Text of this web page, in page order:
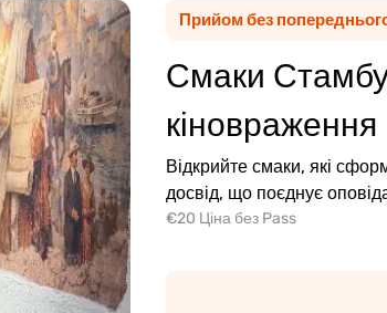
Прийом без
Смаки
кіновраження
Відкрийте смаки, які
досвід, що поєднує
€20 Ціна без Pass